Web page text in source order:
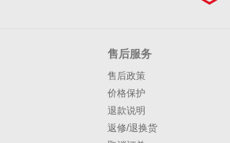
售后服务
售后政策
价格保护
退款说明
返修/退换货